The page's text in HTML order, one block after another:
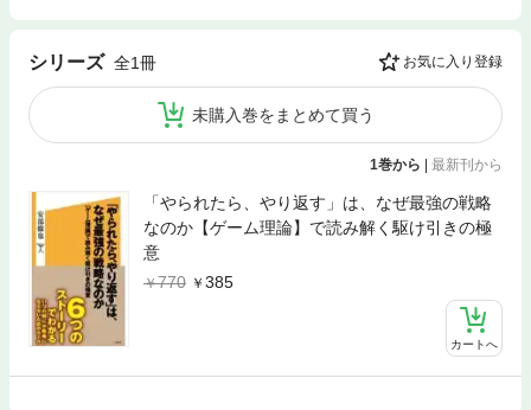
シリーズ 全1冊 お気に入り登録
未購入巻をまとめて買う
1巻から 最新刊から
「やられたら、やり返す」は、なぜ最強の戦略
なのか【ゲーム理論】で読み解く駆け引きの極
意
770
385
カートへ